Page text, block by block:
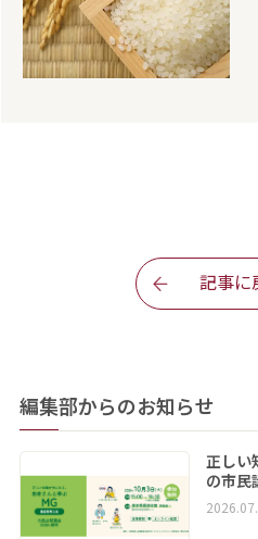
記事に
編集部からのお知らせ
正し
の市民